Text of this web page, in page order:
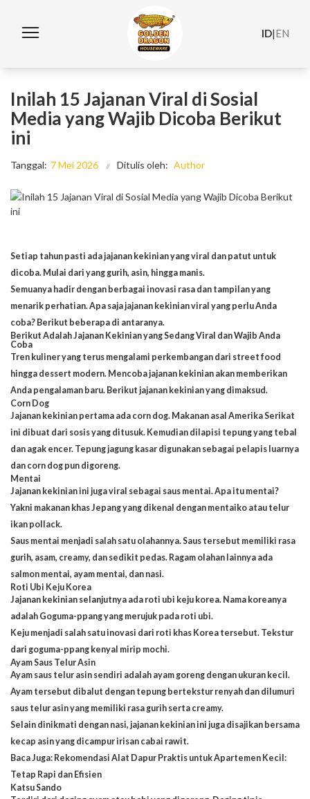
ID|EN
Inilah 15 Jajanan Viral di Sosial
Media yang Wajib Dicoba Berikut
ini
Tanggal: 7 Mei 2026 Ditulis oleh: Author
Setiap tahun pasti ada jajanan kekinian yang viral dan patut untuk
dicoba. Mulai dari yang gurih, asin, hingga manis.
Semuanya hadir dengan berbagai inovasi rasa dan tampilan yang
menarik perhatian. Apa saja jajanan kekinian viral yang perlu Anda
coba? Berikut beberapa di antaranya.
Berikut Adalah Jajanan Kekinian yang Sedang Viral dan Wajib Anda
Coba
Tren kuliner yang terus mengalami perkembangan dari street food
hingga dessert modern. Mencoba jajanan kekinian akan memberikan
Anda pengalaman baru. Berikut jajanan kekinian yang dimaksud.
Corn Dog
Jajanan kekinian pertama ada corn dog. Makanan asal Amerika Serikat
ini dibuat dari sosis yang ditusuk. Kemudian dilapisi tepung yang tebal
dan agak encer. Tepung jagung kasar digunakan sebagai pelapis luarnya
dan corn dog pun digoreng.
Mentai
Jajanan kekinian ini juga viral sebagai saus mentai. Apa itu mentai?
Yakni makanan khas Jepang yang dikenal dengan mentaiko atau telur
ikan pollack.
Saus mentai menjadi salah satu olahannya. Saus tersebut memiliki rasa
gurih, asam, creamy, dan sedikit pedas. Ragam olahan lainnya ada
salmon mentai, ayam mentai, dan nasi.
Roti Ubi Keju Korea
Jajanan kekinian selanjutnya ada roti ubi keju korea. Nama koreanya
adalah Goguma-ppang yang merujuk pada roti ubi.
Keju menjadi salah satu inovasi dari roti khas Korea tersebut. Tekstur
dari goguma-ppang kenyal mirip mochi.
Ayam Saus Telur Asin
Ayam saus telur asin sendiri adalah ayam goreng dengan ukuran kecil.
Ayam tersebut dibalut dengan tepung bertekstur renyah dan dilumuri
saus telur asin yang memiliki rasa gurih serta creamy.
Selain dinikmati dengan nasi, jajanan kekinian ini juga disajikan bersama
kecap asin yang dicampur irisan cabai rawit.
Baca Juga: Rekomendasi Alat Dapur Praktis untuk Apartemen Kecil:
Tetap Rapi dan Efisien
Katsu Sando